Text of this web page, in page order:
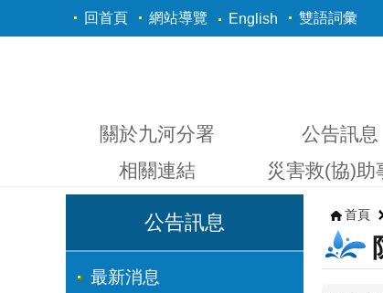
跳到主要內容區塊
回首頁 網站導覽 English 雙語詞彙
關於九河分署 公告訊息
相關連結
災害救(協)助
公告訊息
最新消息
首頁